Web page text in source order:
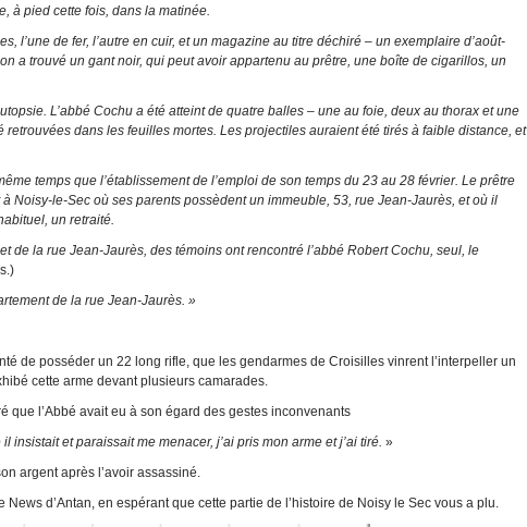
à pied cette fois, dans la matinée.
l’une de fer, l’autre en cuir, et un magazine au titre déchiré – un exemplaire d’août-
a trouvé un gant noir, qui peut avoir appartenu au prêtre, une boîte de cigarillos, un
L’abbé Cochu a été atteint de quatre balles – une au foie, deux au thorax et une
dans les feuilles mortes. Les projectiles auraient été tirés à faible distance, et
temps que l’établissement de l’emploi de son temps du 23 au 28 février. Le prêtre
Noisy-le-Sec où ses parents possèdent un immeuble, 53, rue Jean-Jaurès, et où il
un retraité.
de la rue Jean-Jaurès, des témoins ont rencontré l’abbé Robert Cochu, seul, le
de la rue Jean-Jaurès. »
de posséder un 22 long rifle, que les gendarmes de Croisilles vinrent l’interpeller un
cette arme devant plusieurs camarades.
que l’Abbé avait eu à son égard des gestes inconvenants
et paraissait me menacer, j’ai pris mon arme et j’ai tiré. »
argent après l’avoir assassiné.
d’Antan, en espérant que cette partie de l’histoire de Noisy le Sec vous a plu.